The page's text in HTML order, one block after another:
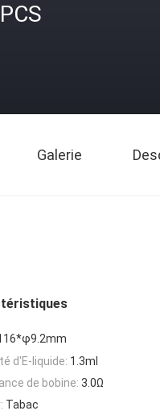
Galerie
d'E-liquide: 1.3ml
de bobine: 3.0Ω
Tabac